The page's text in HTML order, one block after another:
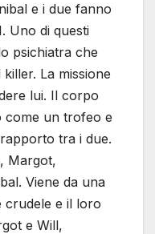
e i due fanno
Uno di questi
psichiatra che
La missione
lui. Il corpo
come un trofeo e
tra i due.
Margot,
Viene da una
crudele e il loro
e Will,